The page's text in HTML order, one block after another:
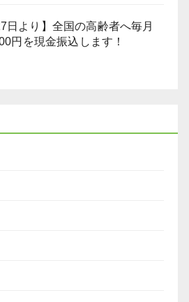
日より】全国の高齢者へ毎月
円を現金振込します！